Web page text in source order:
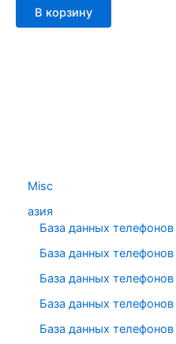
Misc
азия
База данных
База данных
База данных
База данных
База данных
В корзину